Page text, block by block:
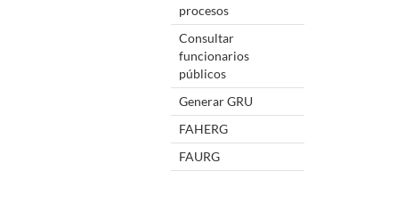
procesos
Consultar
funcionarios
públicos
Generar GRU
FAHERG
FAURG